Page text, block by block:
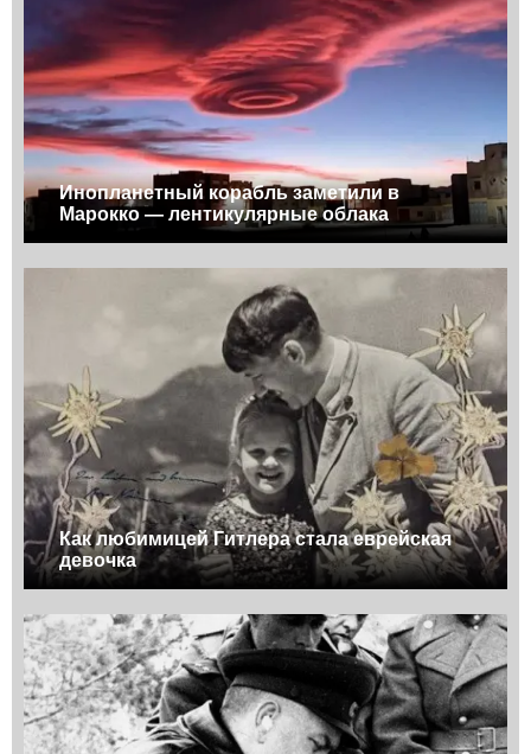
Инопланетный корабль заметили в
Марокко — лентикулярные облака
Как любимицей Гитлера стала еврейская
девочка